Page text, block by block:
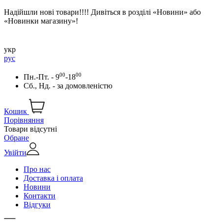
Надійшли нові товари!!!! Дивіться в розділі «Новини» або
«Новинки магазину»!
укр
рус
Пн.-Пт. - 900-1800
Сб., Нд. - за домовленістю
Кошик
Порівняння
Товари відсутні
Обране
Увійти
Про нас
Доставка і оплата
Новини
Контакти
Відгуки